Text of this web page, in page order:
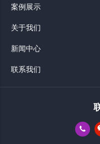
案例展示
关于我们
新闻中心
联系我们